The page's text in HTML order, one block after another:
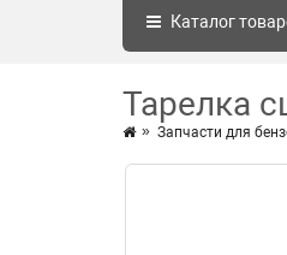
Каталог
Тарелка
Запчасти для